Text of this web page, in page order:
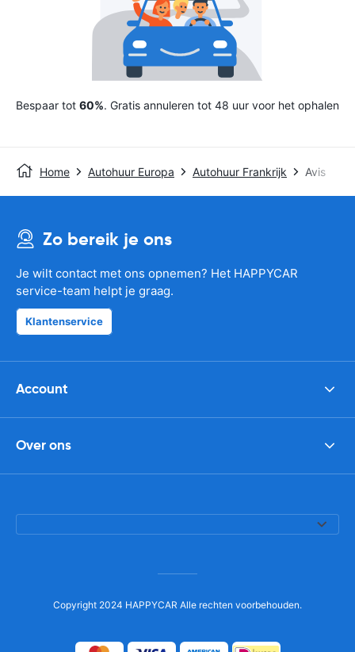
Bespaar tot 60%. Gratis annuleren tot 48 uur voor het ophalen
Home Autohuur Europa Autohuur Frankrijk Avis
Zo bereik je ons
Je wilt contact met ons opnemen? Het HAPPYCAR
service-team helpt je graag.
Klantenservice
Account
Over ons
Copyright 2024 HAPPYCAR Alle rechten voorbehouden.